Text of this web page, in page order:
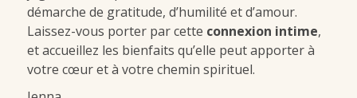
démarche de gratitude, d’humilité et d’amour.
Laissez-vous porter par cette connexion intime,
et accueillez les bienfaits qu’elle peut apporter à
votre cœur et à votre chemin spirituel.